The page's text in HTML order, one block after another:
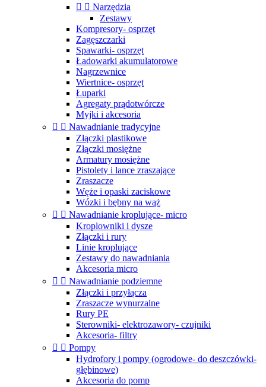
  Narzędzia
Zestawy
Kompresory- osprzęt
Zagęszczarki
Spawarki- osprzęt
Ładowarki akumulatorowe
Nagrzewnice
Wiertnice- osprzęt
Łuparki
Agregaty prądotwórcze
Myjki i akcesoria
  Nawadnianie tradycyjne
Złączki plastikowe
Złączki mosiężne
Armatury mosiężne
Pistolety i lance zraszające
Zraszacze
Węże i opaski zaciskowe
Wózki i bębny na wąż
  Nawadnianie kroplujące- micro
Kroplowniki i dysze
Złączki i rury
Linie kroplujące
Zestawy do nawadniania
Akcesoria micro
  Nawadnianie podziemne
Złączki i przyłącza
Zraszacze wynurzalne
Rury PE
Sterowniki- elektrozawory- czujniki
Akcesoria- filtry
  Pompy
Hydrofory i pompy (ogrodowe- do deszczówki-
głębinowe)
Akcesoria do pomp